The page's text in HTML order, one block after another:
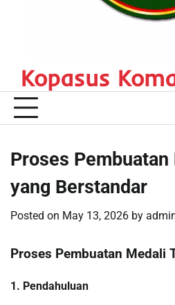
Kopasus
Proses Pembuatan
yang Berstandar
Posted on May 13, 2026 by
Proses Pembuatan Medali
1. Pendahuluan